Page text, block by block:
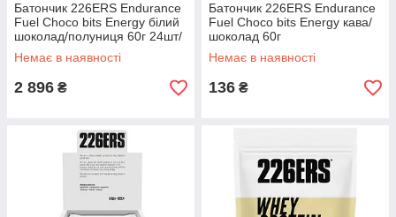
Батончик 226ERS Endurance
Fuel Choco bits Energy білий
шоколад/полуниця 60г 24шт/
уп 1440г
Немає в наявності
2 896 ₴
Батончик 226ERS Endurance
Fuel Choco bits Energy кава/
шоколад 60г
Немає в наявності
136 ₴